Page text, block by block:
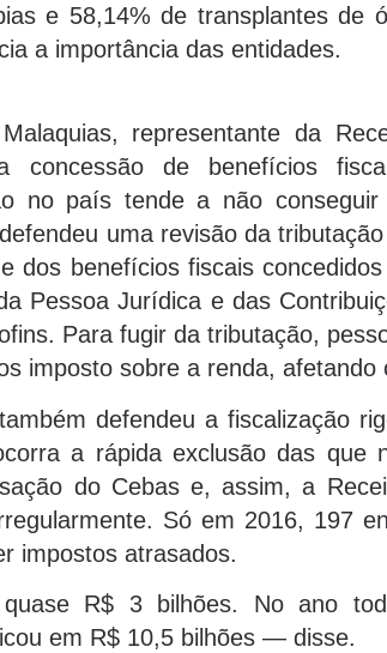
e 58,14% de transplantes de
a importância das entidades.
representante da
concessão de benefícios
no país tende a não
uma revisão da
dos benefícios fiscais
Pessoa Jurídica e das
Para fugir da tributação,
imposto sobre a renda,
defendeu a fiscalização
a rápida exclusão das que
do Cebas e, assim, a
Só em 2016, 197
impostos atrasados.
R$ 3 bilhões. No ano
em R$ 10,5 bilhões — disse.